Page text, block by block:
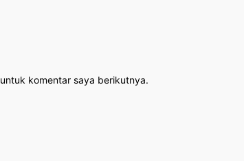
komentar saya berikutnya.